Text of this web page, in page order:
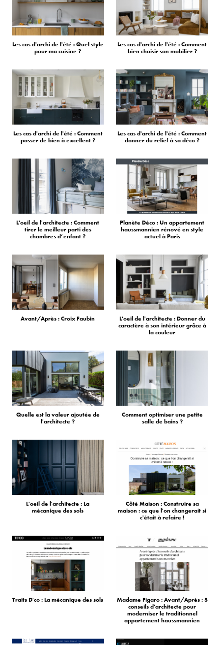
Les cas d'archi de l'été : Quel style
pour ma cuisine ?
Les cas d'archi de l'été : Comment
bien choisir son mobilier ?
Les cas d'archi de l'été : Comment
passer de bien à excellent ?
Les cas d'archi de l'été : Comment
donner du relief à sa déco ?
L'oeil de l'architecte : Comment
tirer le meilleur parti des
chambres d’enfant ?
Planète Déco : Un appartement
haussmannien rénové en style
actuel à Paris
Avant/Après : Croix Faubin
L'oeil de l'architecte : Donner du
caractère à son intérieur grâce à
la couleur
Quelle est la valeur ajoutée de
l'architecte ?
Comment optimiser une petite
salle de bains ?
L'oeil de l'architecte : La
mécanique des sols
Côté Maison : Construire sa
maison : ce que l'on changerait si
c'était à refaire !
Traits D'co : La mécanique des sols
Madame Figaro : Avant/Après : 5
conseils d'architecte pour
moderniser le traditionnel
appartement haussmannien